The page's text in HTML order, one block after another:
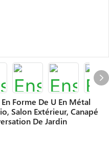
Forme De U En Métal
Salon Extérieur, Canapé
De Jardin